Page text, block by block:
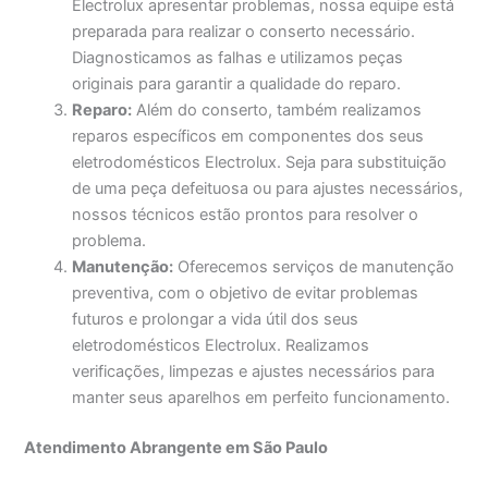
Electrolux apresentar problemas, nossa equipe está
preparada para realizar o conserto necessário.
Diagnosticamos as falhas e utilizamos peças
originais para garantir a qualidade do reparo.
Reparo: Além do conserto, também realizamos
reparos específicos em componentes dos seus
eletrodomésticos Electrolux. Seja para substituição
de uma peça defeituosa ou para ajustes necessários,
nossos técnicos estão prontos para resolver o
problema.
Manutenção: Oferecemos serviços de manutenção
preventiva, com o objetivo de evitar problemas
futuros e prolongar a vida útil dos seus
eletrodomésticos Electrolux. Realizamos
verificações, limpezas e ajustes necessários para
manter seus aparelhos em perfeito funcionamento.
Atendimento Abrangente em São Paulo